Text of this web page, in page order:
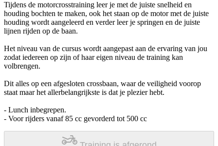
Tijdens de motorcrosstraining leer je met de juiste snelheid en
houding bochten te maken, ook het staan op de motor met de juiste
houding wordt aangeleerd en verder leer je springen en de juiste
lijnen rijden op de baan.
Het niveau van de cursus wordt aangepast aan de ervaring van jou
zodat iedereen op zijn of haar eigen niveau de training kan
volbrengen.
Dit alles op een afgesloten crossbaan, waar de veiligheid voorop
staat maar het allerbelangrijkste is dat je plezier hebt.
- Lunch inbegrepen.
- Voor rijders vanaf 85 cc gevorderd tot 500 cc